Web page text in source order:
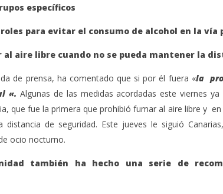
específicos
para evitar el consumo de alcohol en la vía
al aire libre cuando no se pueda mantener la
de prensa, ha comentado que si por él fuera «la
«. Algunas de las medidas acordadas este viernes
que fue la primera que prohibió fumar al aire libre y
de seguridad. Este jueves le siguió
ocio nocturno.
también ha hecho una serie de